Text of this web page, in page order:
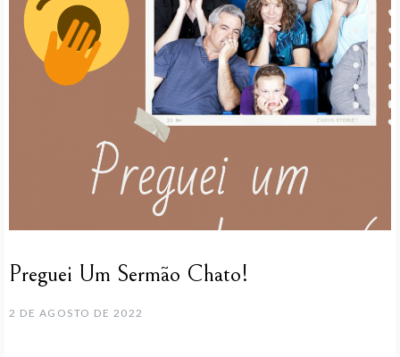
Preguei Um Sermão Chato!
2 DE AGOSTO DE 2022